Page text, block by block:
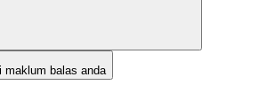
maklum balas anda